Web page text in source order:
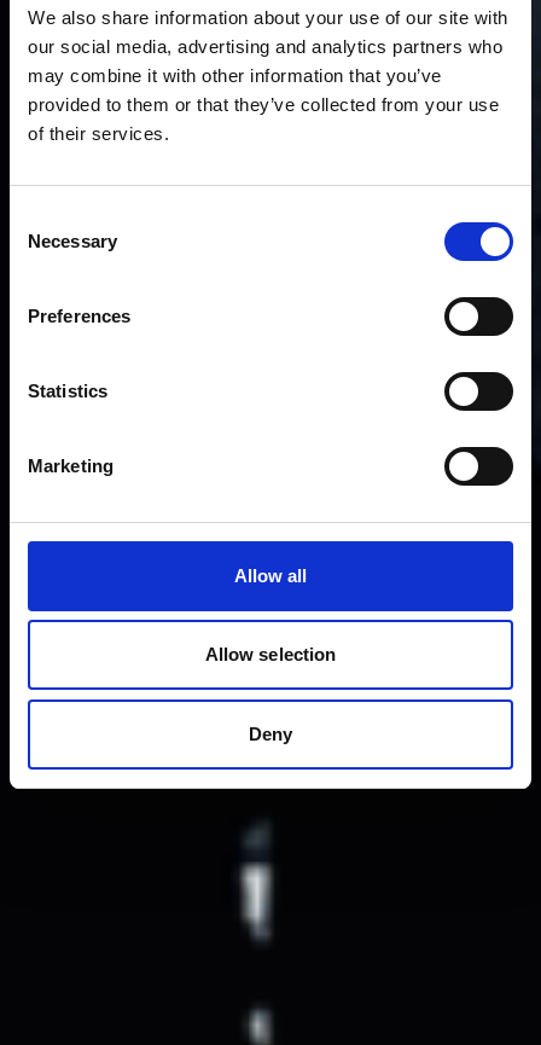
We also share information about your use of our site with
our social media, advertising and analytics partners who
may combine it with other information that you’ve
provided to them or that they’ve collected from your use
of their services.
Selection
Necessary
Preferences
Statistics
Marketing
Allow all
Allow selection
Deny